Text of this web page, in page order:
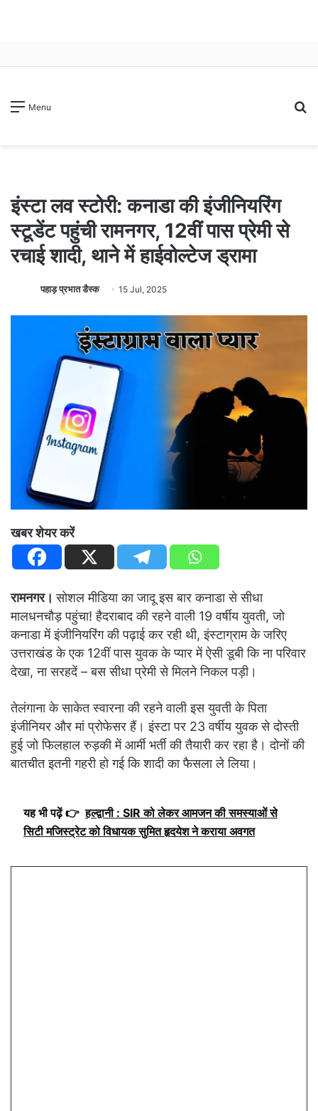
Menu
इंस्टा लव स्टोरी: कनाडा की इंजीनियरिंग
स्टूडेंट पहुंची रामनगर, 12वीं पास प्रेमी से
रचाई शादी, थाने में हाईवोल्टेज ड्रामा
पहाड़ प्रभात डैस्क 15 Jul, 2025
खबर शेयर करें
रामनगर।सोशल मीडिया का जादू इस बार कनाडा से सीधा
मालधनचौड़ पहुंचा! हैदराबाद की रहने वाली 19 वर्षीय युवती, जो
कनाडा में इंजीनियरिंग की पढ़ाई कर रही थी, इंस्टाग्राम के जरिए
उत्तराखंड के एक 12वीं पास युवक के प्यार में ऐसी डूबी कि ना परिवार
देखा, ना सरहदें – बस सीधा प्रेमी से मिलने निकल पड़ी।
तेलंगाना के साकेत स्वारना की रहने वाली इस युवती के पिता
इंजीनियर और मां प्रोफेसर हैं। इंस्टा पर 23 वर्षीय युवक से दोस्ती
हुई जो फिलहाल रुड़की में आर्मी भर्ती की तैयारी कर रहा है। दोनों की
बातचीत इतनी गहरी हो गई कि शादी का फैसला ले लिया।
यह भी पढ़ें 👉 हल्द्वानी : SIR को लेकर आमजन की समस्याओं से
सिटी मजिस्ट्रेट को विधायक सुमित हृदयेश ने कराया अवगत